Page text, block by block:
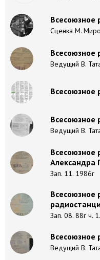
Всесоюзное
Сценка М.
Всесоюзное
Ведущий В.
Всесоюзное
Всесоюзное
Ведущий В.
Всесоюзное
Александра
Зап. 11. 1986г
Всесоюзное
Зап. 08. 88г ч.
Всесоюзное
Ведущий В.